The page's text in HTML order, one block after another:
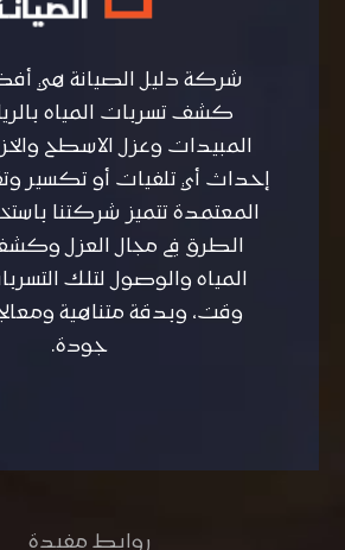
شركة دليل الصيانة هي
كشف تسربات المياه
المبيدات وعزل الاسطح
إحداث أي تلفيات أو تكسير
المعتمدة تتميز شركتنا
الطرق في مجال العزل
المياه والوصول لتلك
وقت، وبدقة متناهية
جودة.
روابط مفيدة